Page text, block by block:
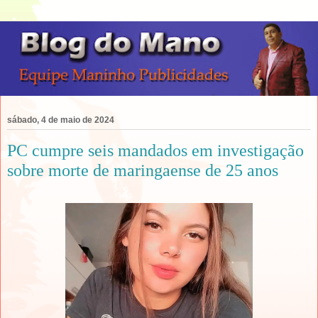
sábado, 4 de maio de 2024
PC cumpre seis mandados em investigação
sobre morte de maringaense de 25 anos